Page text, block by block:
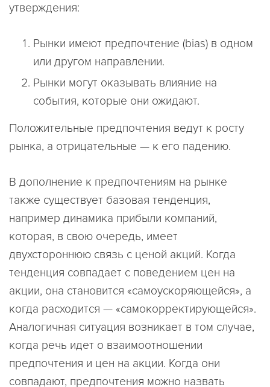
утверждения:
Рынки имеют предпочтение (bias) в одном
или другом направлении.
Рынки могут оказывать влияние на
события, которые они ожидают.
Положительные предпочтения ведут к росту
рынка, а отрицательные — к его падению.
В дополнение к предпочтениям на рынке
также существует базовая тенденция,
например динамика прибыли компаний,
которая, в свою очередь, имеет
двухстороннюю связь с ценой акций. Когда
тенденция совпадает с поведением цен на
акции, она становится «самоускоряющейся», а
когда расходится — «самокорректирующейся».
Аналогичная ситуация возникает в том случае,
когда речь идет о взаимоотношении
предпочтения и цен на акции. Когда они
совпадают, предпочтения можно назвать